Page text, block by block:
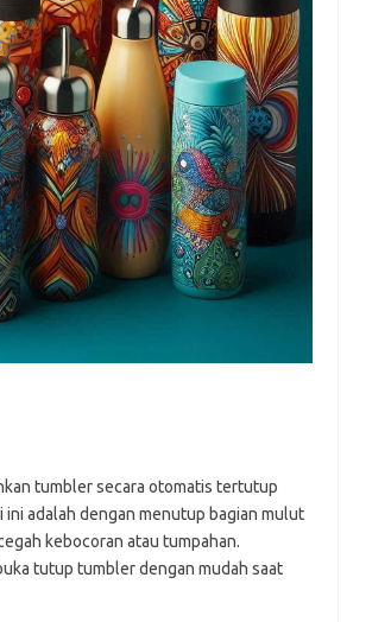
tumbler secara otomatis tertutup
adalah dengan menutup bagian mulut
kebocoran atau tumpahan.
tutup tumbler dengan mudah saat